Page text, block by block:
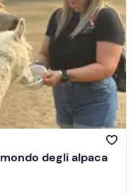
degli alpaca